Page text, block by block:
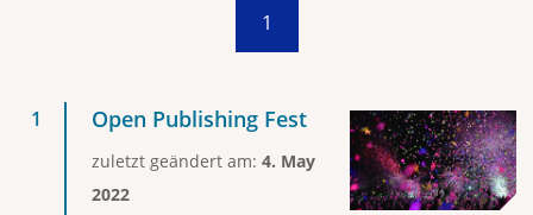
1
Open Publishing Fest
zuletzt geändert am: 4. May
2022